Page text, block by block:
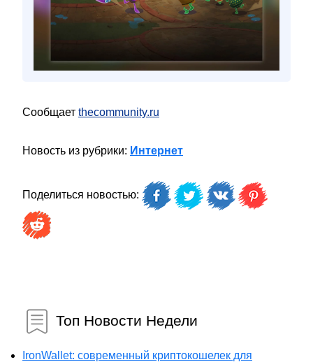
Сообщает thecommunity.ru
Новость из рубрики: Интернет
Поделиться новостью:
Топ Новости Недели
IronWallet: современный криптокошелек для